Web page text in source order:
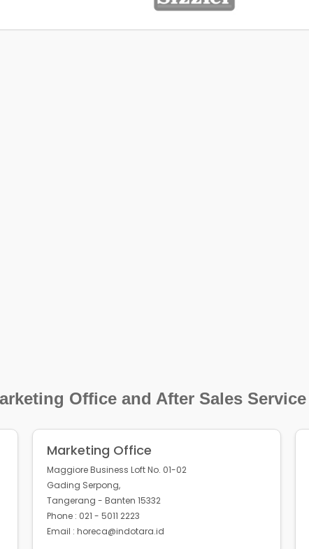
Office and After Sales
Marketing Office
Maggiore Business Loft No. 01-02
Gading Serpong,
Tangerang - Banten 15332
Phone : 021 - 5011 2223
Email : horeca@indotara.id